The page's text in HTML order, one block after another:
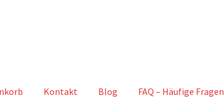
Kontakt Blog FAQ – Häufige Fragen